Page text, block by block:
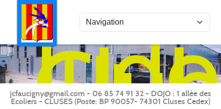
Judo
jcfaucigny@gmail.com - 06 85 74 91 32 - DOJO : 1 allée des
Ecoliers - CLUSES (Poste: BP 90057- 74301 Cluses Cedex)
Panneau de gestion des cookies